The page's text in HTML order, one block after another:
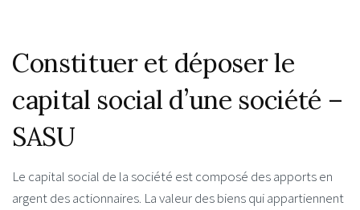
Constituer et déposer le
capital social d’une société –
SASU
Le capital social de la société est composé des apports en
argent des actionnaires. La valeur des biens qui appartiennent